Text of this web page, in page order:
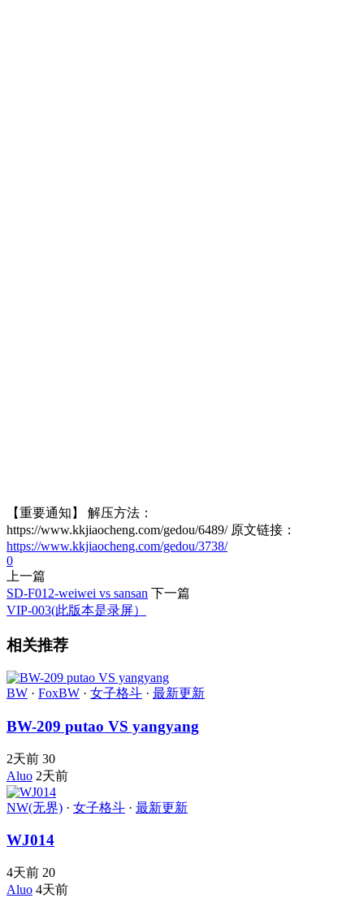
【重要通知】 解压方法：
https://www.kkjiaocheng.com/gedou/6489/ 原文链接：
https://www.kkjiaocheng.com/gedou/3738/
0
上一篇
SD-F012-weiwei vs sansan 下一篇
VIP-003(此版本是录屏）
相关推荐
BW · FoxBW · 女子格斗 · 最新更新
BW-209 putao VS yangyang
2天前 30
Aluo 2天前
NW(无界) · 女子格斗 · 最新更新
WJ014
4天前 20
Aluo 4天前